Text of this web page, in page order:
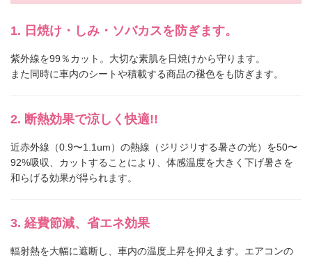
日焼け・しみ・ソバカスを防ぎます。
紫外線を99％カット。大切な素肌を日焼けから守ります。
また同時に車内のシートや積載する商品の褪色をも防ぎます。
断熱効果で涼しく快適!!
近赤外線（0.9〜1.1um）の熱線（ジリジリする暑さの光）を50〜
92%吸収、カットすることにより、体感温度を大きく下げ暑さを
和らげる効果が得られます。
経費節減、省エネ効果
輻射熱を大幅に遮断し、車内の温度上昇を抑えます。エアコンの